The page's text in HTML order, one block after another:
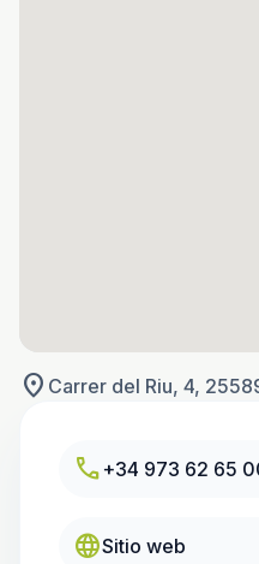
location_on Carrer del Riu, 4,
call +34 973 62 65
languageSitio web